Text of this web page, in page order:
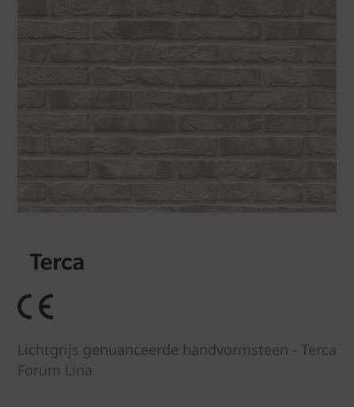
Lichtgrijs genuanceerde handvormsteen - Terca
Forum Lina